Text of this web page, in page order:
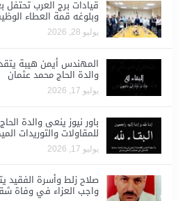
قيادات برج العرب تحتفل
وبلوغه قمة العطاء
يوليو 28, 2026
المهندس أيمن هيبة
والدة الحاج محمد عثمان
يوليو 17, 2026
باور نيوز ينعى والدة
للمقاولات والتوريدات
يوليو 17, 2026
صلاح زلط وأسرة الفقيد
واجب العزاء في وفاة